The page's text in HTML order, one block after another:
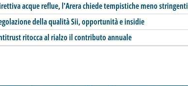
acque reflue, l'Arera chiede tempistiche meno stringenti
della qualità Sii, opportunità e insidie
ritocca al rialzo il contributo annuale